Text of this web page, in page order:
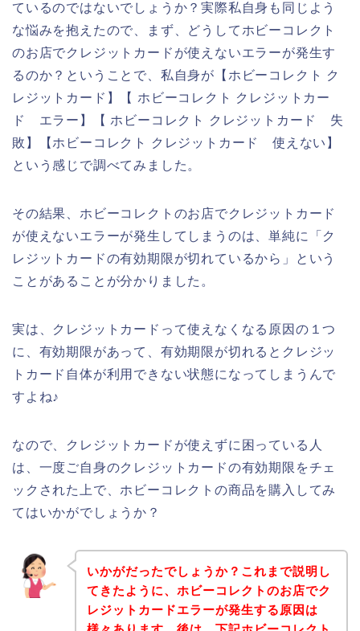
ているのではないでしょうか？実際私自身も同じよう
な悩みを抱えたので、まず、どうしてホビーコレクト
のお店でクレジットカードが使えないエラーが発生す
るのか？ということで、私自身が【ホビーコレクト ク
レジットカード】【 ホビーコレクト クレジットカー
ド エラー】【 ホビーコレクト クレジットカード 失
敗】【ホビーコレクト クレジットカード 使えない】
という感じで調べてみました。
その結果、ホビーコレクトのお店でクレジットカード
が使えないエラーが発生してしまうのは、単純に「ク
レジットカードの有効期限が切れているから」という
ことがあることが分かりました。
実は、クレジットカードって使えなくなる原因の１つ
に、有効期限があって、有効期限が切れるとクレジッ
トカード自体が利用できない状態になってしまうんで
すよね♪
なので、クレジットカードが使えずに困っている人
は、一度ご自身のクレジットカードの有効期限をチェ
ックされた上で、ホビーコレクトの商品を購入してみ
てはいかがでしょうか？
いかがだったでしょうか？これまで説明し
てきたように、ホビーコレクトのお店でク
レジットカードエラーが発生する原因は